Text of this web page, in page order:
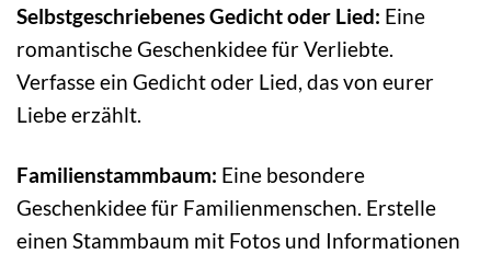
Selbstgeschriebenes Gedicht oder Lied: Eine
romantische Geschenkidee für Verliebte.
Verfasse ein Gedicht oder Lied, das von eurer
Liebe erzählt.
Familienstammbaum: Eine besondere
Geschenkidee für Familienmenschen. Erstelle
einen Stammbaum mit Fotos und Informationen